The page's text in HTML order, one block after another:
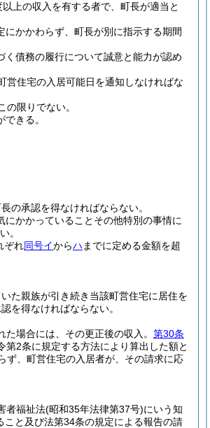
上の収入を有する者で、町長が適当と
にかかわらず、町長が別に指示する期間
債務の履行について誠意と能力が認め
営住宅の入居可能日を通知しなければな
限りでない。
きる。
の承認を得なければならない。
にかかっていることその他特別の事情に
。
ぞれ同号イからハ までに定める金額を超
た親族が引き続き当該町営住宅に居住を
を得なければならない。
た場合には、その更正後の収入。 第30条
第2条に規定する方法により算出した額と
ず、町営住宅の入居者が、その請求に応
者福祉法(昭和35年法律第37号)にいう知
こと及び法第34条の規定による報告の請